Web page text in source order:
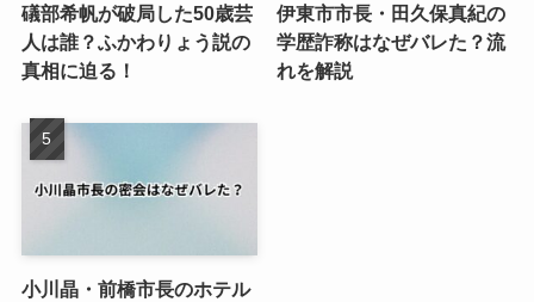
礒部希帆が破局した50歳芸
人は誰？ふかわりょう説の
真相に迫る！
伊東市市長・田久保真紀の
学歴詐称はなぜバレた？流
れを解説
小川晶・前橋市長のホテル